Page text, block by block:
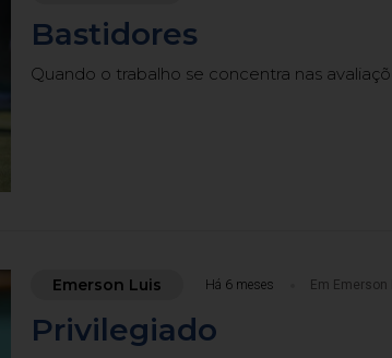
Bastidores
Quando o trabalho se concentra nas
Emerson Luis Há 6 meses Em Emerson
Privilegiado